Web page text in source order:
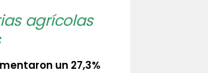
agrícolas
un 27,3%